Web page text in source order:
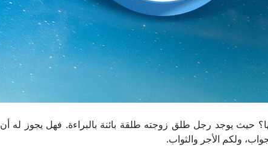
حيث يوجد رجل طلق زوجته طلقة بائنة بالبراءة. فهل يجوز له أن
ولكم الأجر والثواب.